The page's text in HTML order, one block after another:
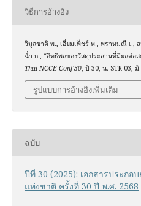
วิธีการอ้างอิง
วิมูลชาติ พ., เอี่ยมเพ็ชร์ พ., พราหมณี เ.,
ฉ่ำ ก., “อิทธิพลของวัสดุประสานที่มีผลต่อ
Thai NCCE Conf 30, ปี 30, น. STR-03, มิ
รูปแบบการอ้างอิงเพิ่มเติม
ฉบับ
ปีที่ 30 (2025): เอกสารประกอ
แห่งชาติ ครั้งที่ 30 ปี พ.ศ. 2568